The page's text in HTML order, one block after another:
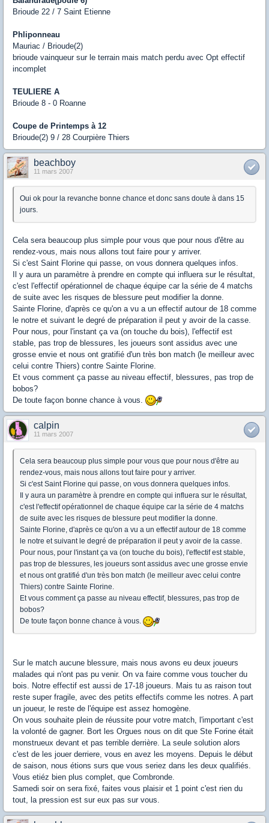
Brioude 22 / 7 Saint Etienne
Phliponneau
Mauriac / Brioude(2)
brioude vainqueur sur le terrain mais match perdu avec Opt effectif
incomplet
TEULIERE A
Brioude 8 - 0 Roanne
Coupe de Printemps à 12
Brioude(2) 9 / 28 Courpière Thiers
beachboy
11 mars 2007
Oui ok pour la revanche bonne chance et donc sans doute à dans 15
jours.
Cela sera beaucoup plus simple pour vous que pour nous d'être au
rendez-vous, mais nous allons tout faire pour y arriver.
Si c'est Saint Florine qui passe, on vous donnera quelques infos.
Il y aura un paramètre à prendre en compte qui influera sur le résultat,
c'est l'effectif opérationnel de chaque équipe car la série de 4 matchs
de suite avec les risques de blessure peut modifier la donne.
Sainte Florine, d'après ce qu'on a vu a un effectif autour de 18 comme
le notre et suivant le degré de préparation il peut y avoir de la casse.
Pour nous, pour l'instant ça va (on touche du bois), l'effectif est
stable, pas trop de blessures, les joueurs sont assidus avec une
grosse envie et nous ont gratifié d'un très bon match (le meilleur avec
celui contre Thiers) contre Sainte Florine.
Et vous comment ça passe au niveau effectif, blessures, pas trop de
bobos?
De toute façon bonne chance à vous.
calpin
11 mars 2007
Cela sera beaucoup plus simple pour vous que pour nous d'être au
rendez-vous, mais nous allons tout faire pour y arriver.
Si c'est Saint Florine qui passe, on vous donnera quelques infos.
Il y aura un paramètre à prendre en compte qui influera sur le résultat,
c'est l'effectif opérationnel de chaque équipe car la série de 4 matchs
de suite avec les risques de blessure peut modifier la donne.
Sainte Florine, d'après ce qu'on a vu a un effectif autour de 18 comme
le notre et suivant le degré de préparation il peut y avoir de la casse.
Pour nous, pour l'instant ça va (on touche du bois), l'effectif est stable,
pas trop de blessures, les joueurs sont assidus avec une grosse envie
et nous ont gratifié d'un très bon match (le meilleur avec celui contre
Thiers) contre Sainte Florine.
Et vous comment ça passe au niveau effectif, blessures, pas trop de
bobos?
De toute façon bonne chance à vous.
Sur le match aucune blessure, mais nous avons eu deux joueurs
malades qui n'ont pas pu venir. On va faire comme vous toucher du
bois. Notre effectif est aussi de 17-18 joueurs. Mais tu as raison tout
reste super fragile, avec des petits effectifs comme les notres. A part
un joueur, le reste de l'équipe est assez homogène.
On vous souhaite plein de réussite pour votre match, l'important c'est
la volonté de gagner. Bort les Orgues nous on dit que Ste Forine était
monstrueux devant et pas terrible derrière. La seule solution alors
c'est de les jouer derriere, vous en avez les moyens. Depuis le début
de saison, nous étions surs que vous seriez dans les deux qualifiés.
Vous etiéz bien plus complet, que Combronde.
Samedi soir on sera fixé, faites vous plaisir et 1 point c'est rien du
tout, la pression est sur eux pas sur vous.